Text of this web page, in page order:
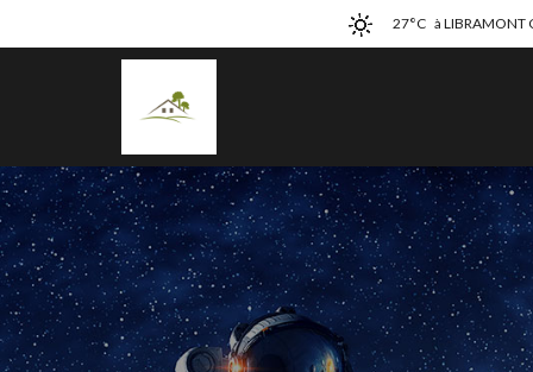
27°C à LIBRAMONT